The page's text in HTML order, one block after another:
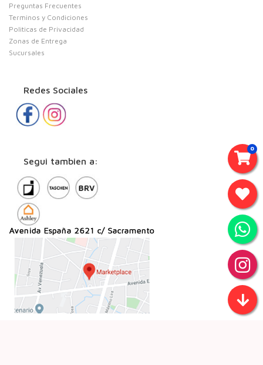
Preguntas Frecuentes
Terminos y Condiciones
Politicas de Privacidad
Zonas de Entrega
Sucursales
Redes Sociales
Segui tambien a:
0